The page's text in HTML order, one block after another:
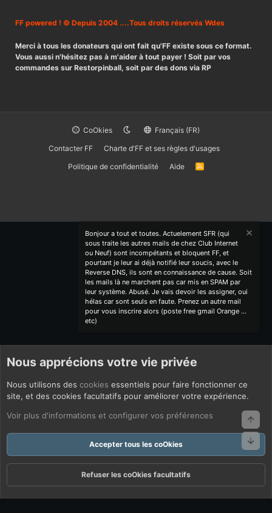
FF powered ! © Depuis 2004 ....Tous droits réservés Wdes
Merci à tous les donateurs qui ont fait qu'FF existe sous ce format.
Vous aussi n'hésitez pas à m'aider à tout payer ! Soit par vos
commandes sur Restorpinball, soit par des dons via RP
CoOkies
Français (FR)
Contacter FF
Charte d'FF et ses règles d'usages
Politique de confidentialité
Aide
R
Bonjour a tout et toutes. Actuelement SFR (qui
sous traite les autres mails de chez Club Internet
ou Neuf) sont incompétants et bloquent FF, et
pourtant je leur ai déjà notifié leur soucis, avec le
Reverse DNS, ils sont en connaissance de cause. Soit
les mails là ne marchent pas car mis en SPAM par
leur système. Abusé. Je vais devoir les assigner, oui
hélas car sont seuls en faute. Prenez un autre mail
pour vous inscrire alors (poste free gmail Orange ...
etc)
Nous apprécions votre vie privée
Nous utilisons des cookies essentiels pour faire fonctionner ce
site, et des cookies facultatifs pour améliorer votre expérience.
Voir plus d'informations et configurer vos préférences
Accepter tous les coOkies
Refuser les coOkies facultatifs